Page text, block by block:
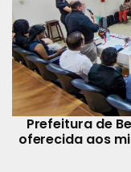
Prefeitura de
oferecida aos